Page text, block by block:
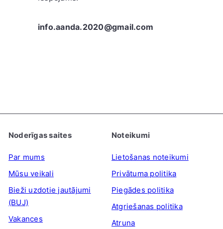
info.aanda.2020@gmail.com
Noderīgas saites
Par mums
Mūsu veikali
Bieži uzdotie jautājumi
(BUJ)
Vakances
Noteikumi
Lietošanas noteikumi
Privātuma politika
Piegādes politika
Atgriešanas politika
Atruna